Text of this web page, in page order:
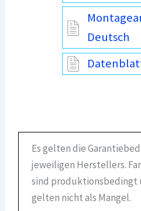
Deutsch
Es gelten die
jeweiligen Herstellers.
sind produktionsbedingt
gelten nicht als Mangel.